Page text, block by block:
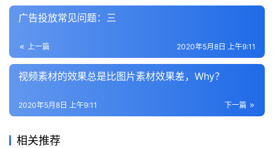
广告投放常见问题：三
上一篇 2020年5月8日 上午9:11
视频素材的效果总是比图片素材效果差，Why？
下一篇
2020年5月8日 上午9:11
相关推荐